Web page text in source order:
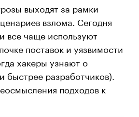
выходят за рамки
взлома. Сегодня
все чаще используют
поставок и уязвимости
хакеры узнают о
разработчиков).
подходов к